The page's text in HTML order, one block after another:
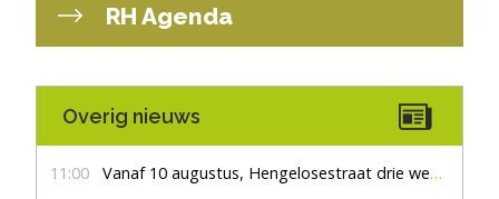
RH Agenda
Overig nieuws
11:00 Vanaf 10 augustus, Hengelosestraat drie weken dicht voor doorgaand verkeer